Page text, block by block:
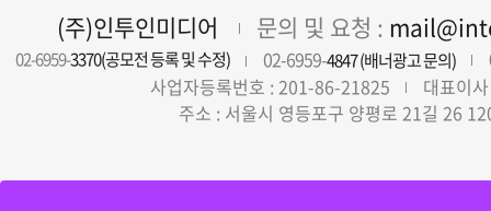
(주)인투인미디어 문의 및 요청 :
02-6959-3370(공모전 등록 및 수정) 02-6959-4847 (배너광고 문의)
사업자등록번호 : 201-86-21825
대표이
주소 : 서울시 영등포구 양평로 21길 26